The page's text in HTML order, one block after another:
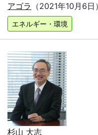
アゴラ （2021年10月6日
エネルギー・環境
杉山 大志